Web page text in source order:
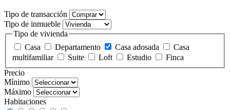
Tipo de transacción
Tipo de inmueble
Tipo de vivienda
Casa
Departamento Casa adosada
multifamiliar
Suite Loft Estudio
Finca
Precio
Mínimo
Máximo
Habitaciones